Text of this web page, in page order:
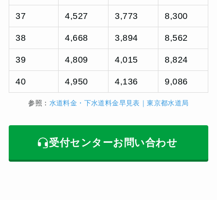
37 4,527 3,773 8,300
38 4,668 3,894 8,562
39 4,809 4,015 8,824
40 4,950 4,136 9,086
参照： 水道料金・下水道料金早見表｜東京都水道局
受付センターお問い合わせ